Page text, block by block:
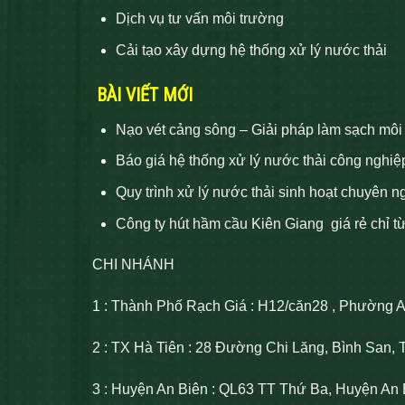
Dịch vụ tư vấn môi trường
Cải tạo xây dựng hệ thống xử lý nước thải
BÀI VIẾT MỚI
Nạo vét cảng sông – Giải pháp làm sạch
Báo giá hệ thống xử lý nước thải công
Quy trình xử lý nước thải sinh hoạt chuyên
Công ty hút hầm cầu Kiên Giang giá rẻ chỉ
CHI NHÁNH
1 : Thành Phố Rạch Giá : H12/căn28 , Phường
2 : TX Hà Tiên : 28 Đường Chi Lăng, Bình San,
3 : Huyện An Biên : QL63 TT Thứ Ba, Huyện An